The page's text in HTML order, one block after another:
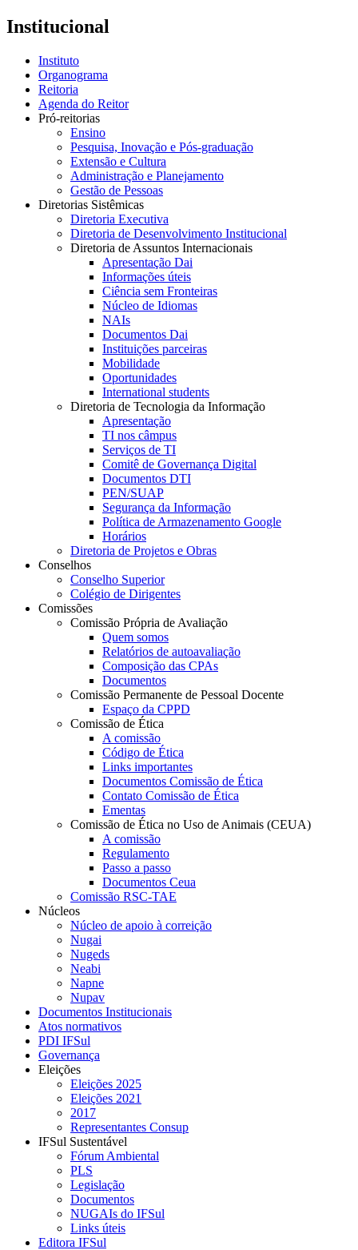
Institucional
Instituto
Organograma
Reitoria
Agenda do Reitor
Pró-reitorias
Ensino
Pesquisa, Inovação e Pós-graduação
Extensão e Cultura
Administração e Planejamento
Gestão de Pessoas
Diretorias Sistêmicas
Diretoria Executiva
Diretoria de Desenvolvimento Institucional
Diretoria de Assuntos Internacionais
Apresentação Dai
Informações úteis
Ciência sem Fronteiras
Núcleo de Idiomas
NAIs
Documentos Dai
Instituições parceiras
Mobilidade
Oportunidades
International students
Diretoria de Tecnologia da Informação
Apresentação
TI nos câmpus
Serviços de TI
Comitê de Governança Digital
Documentos DTI
PEN/SUAP
Segurança da Informação
Política de Armazenamento Google
Horários
Diretoria de Projetos e Obras
Conselhos
Conselho Superior
Colégio de Dirigentes
Comissões
Comissão Própria de Avaliação
Quem somos
Relatórios de autoavaliação
Composição das CPAs
Documentos
Comissão Permanente de Pessoal Docente
Espaço da CPPD
Comissão de Ética
A comissão
Código de Ética
Links importantes
Documentos Comissão de Ética
Contato Comissão de Ética
Ementas
Comissão de Ética no Uso de Animais (CEUA)
A comissão
Regulamento
Passo a passo
Documentos Ceua
Comissão RSC-TAE
Núcleos
Núcleo de apoio à correição
Nugai
Nugeds
Neabi
Napne
Nupav
Documentos Institucionais
Atos normativos
PDI IFSul
Governança
Eleições
Eleições 2025
Eleições 2021
2017
Representantes Consup
IFSul Sustentável
Fórum Ambiental
PLS
Legislação
Documentos
NUGAIs do IFSul
Links úteis
Editora IFSul